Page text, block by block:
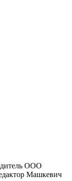
ООО
Машкевич